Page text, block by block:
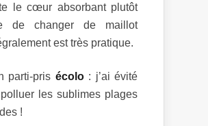
le cœur absorbant plutôt
de changer de maillot
est très pratique.
parti-pris écolo: j’ai évité
les sublimes plages
!